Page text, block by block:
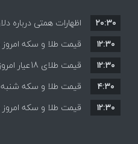
این افزایش طبیعی
۲۰:۳۰
همه قیمت ها + جدول
۱۲:۳۰
قیمت + جدول و
۱۲:۳۰
قیمت طلا و سکه شنبه 17 مرداد/ قیمت‌ها افزایشی
۴:۳۰
۱۲:۳۰